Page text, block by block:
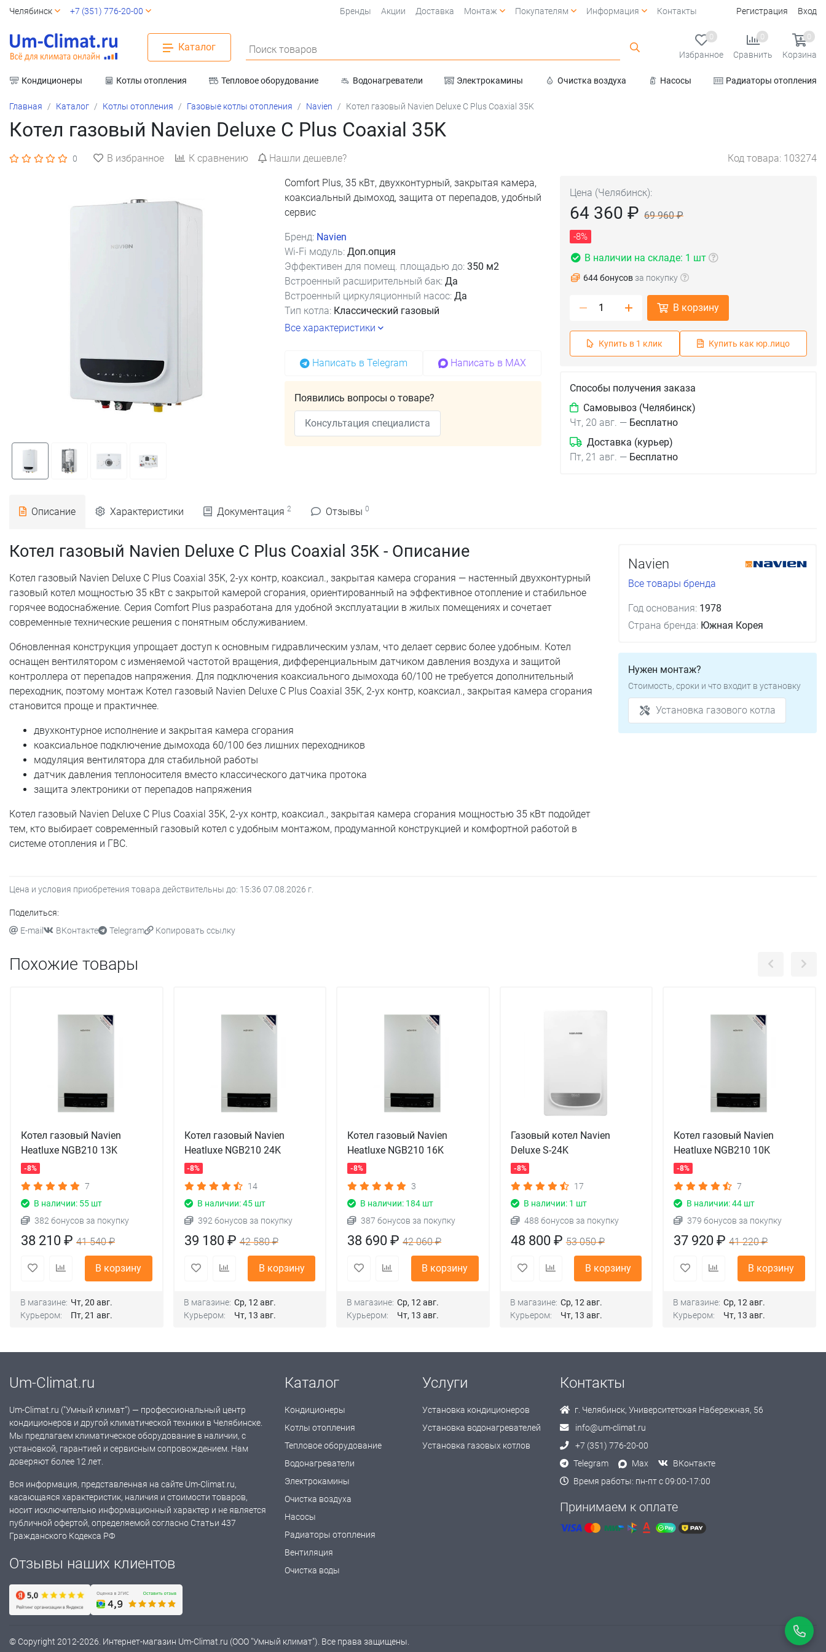
Кондиционеры Котлы отопления Тепловое оборудование Водонагреватели Электрокамины Очистка воздуха Насосы
Радиаторы отопления
Каталог Поиск товаров
0
Избранное
0
Сравнить
0
Корзина
Челябинск +7 (351) 776-20-00 Бренды Акции Доставка Монтаж Покупателям Информация Контакты Регистрация Вход
Главная Каталог Котлы отопления Газовые котлы отопления Navien Котел газовый Navien Deluxe C Plus Coaxial 35K
Котел газовый Navien Deluxe C Plus Coaxial 35K
0 Код товара: 103274
В избранное К сравнению Нашли дешевле?
Цена (Челябинск):
64 360 ₽ 69 960 ₽
-8%
В наличии на складе: 1 шт
644 бонусов за покупку
В корзину
Купить в 1 клик Купить как юр.лицо
Способы получения заказа
Самовывоз (Челябинск)
Чт, 20 авг. — Бесплатно
Доставка (курьер)
Пт, 21 авг. — Бесплатно
Comfort Plus, 35 кВт, двухконтурный, закрытая камера,
коаксиальный дымоход, защита от перепадов, удобный
сервис
Бренд: Navien
Wi-Fi модуль: Доп.опция
Эффективен для помещ. площадью до: 350 м2
Встроенный расширительный бак: Да
Встроенный циркуляционный насос: Да
Тип котла: Классический газовый
Все характеристики
Написать в Telegram Написать в MAX
Появились вопросы о товаре?
Консультация специалиста
Описание Характеристики Документация 2 Отзывы 0
Котел газовый Navien Deluxe C Plus Coaxial 35K - Описание
Котел газовый Navien Deluxe C Plus Coaxial 35K, 2-ух контр, коаксиал., закрытая камера сгорания — настенный двухконтурный
газовый котел мощностью 35 кВт с закрытой камерой сгорания, ориентированный на эффективное отопление и стабильное
горячее водоснабжение. Серия Comfort Plus разработана для удобной эксплуатации в жилых помещениях и сочетает
современные технические решения с понятным обслуживанием.
Обновленная конструкция упрощает доступ к основным гидравлическим узлам, что делает сервис более удобным. Котел
оснащен вентилятором с изменяемой частотой вращения, дифференциальным датчиком давления воздуха и защитой
контроллера от перепадов напряжения. Для подключения коаксиального дымохода 60/100 не требуется дополнительный
переходник, поэтому монтаж Котел газовый Navien Deluxe C Plus Coaxial 35K, 2-ух контр, коаксиал., закрытая камера сгорания
становится проще и практичнее.
двухконтурное исполнение и закрытая камера сгорания
коаксиальное подключение дымохода 60/100 без лишних переходников
модуляция вентилятора для стабильной работы
датчик давления теплоносителя вместо классического датчика протока
защита электроники от перепадов напряжения
Котел газовый Navien Deluxe C Plus Coaxial 35K, 2-ух контр, коаксиал., закрытая камера сгорания мощностью 35 кВт подойдет
тем, кто выбирает современный газовый котел с удобным монтажом, продуманной конструкцией и комфортной работой в
системе отопления и ГВС.
Navien
Все товары бренда
Год основания: 1978
Страна бренда: Южная Корея
Нужен монтаж?
Стоимость, сроки и что входит в установку
Установка газового котла
Цена и условия приобретения товара действительны до: 15:36 07.08.2026 г.
Поделиться:
E-mail
ВКонтакте Telegram Копировать ссылку
Похожие товары
Котел газовый Navien
Heatluxe NGB210 13K
-8%
7
В наличии: 55 шт
382 бонусов за покупку
38 210 ₽ 41 540 ₽
В корзину
В магазине: Чт, 20 авг.
Курьером:
Пт, 21 авг.
Котел газовый Navien
Heatluxe NGB210 24K
-8%
14
В наличии: 45 шт
392 бонусов за покупку
39 180 ₽42 580 ₽
В корзину
В магазине: Ср, 12 авг.
Курьером:
Чт, 13 авг.
Котел газовый Navien
Heatluxe NGB210 16K
-8%
3
В наличии: 184 шт
387 бонусов за покупку
38 690 ₽42 060 ₽
В корзину
В магазине: Ср, 12 авг.
Курьером:
Чт, 13 авг.
Газовый котел Navien
Deluxe S-24K
-8%
17
В наличии: 1 шт
488 бонусов за покупку
48 800 ₽53 050 ₽
В корзину
В магазине: Ср, 12 авг.
Курьером:
Чт, 13 авг.
Котел газовый Navien
Heatluxe NGB210 10K
-8%
7
В наличии: 44 шт
379 бонусов за покупку
37 920 ₽41 220 ₽
В корзину
В магазине: Ср, 12 авг.
Курьером:
Чт, 13 авг.
Um-Climat.ru
Um-Climat.ru ("Умный климат") — профессиональный центр
кондиционеров и другой климатической техники в Челябинске.
Мы предлагаем климатическое оборудование в наличии, с
установкой, гарантией и сервисным сопровождением. Нам
доверяют более 12 лет.
Вся информация, представленная на сайте Um-Climat.ru,
касающаяся характеристик, наличия и стоимости товаров,
носит исключительно информационный характер и не является
публичной офертой, определяемой согласно Статьи 437
Гражданского Кодекса РФ
Отзывы наших клиентов
Каталог
Кондиционеры
Котлы отопления
Тепловое оборудование
Водонагреватели
Электрокамины
Очистка воздуха
Насосы
Радиаторы отопления
Вентиляция
Очистка воды
Услуги
Установка кондиционеров
Установка водонагревателей
Установка газовых котлов
Контакты
г. Челябинск, Университетская Набережная, 56
info@um-climat.ru
+7 (351) 776-20-00
Telegram
Max
ВКонтакте
Время работы: пн-пт с 09:00-17:00
Принимаем к оплате
© Copyright 2012-2026. Интернет-магазин Um-Climat.ru (ООО "Умный климат"). Все права защищены.